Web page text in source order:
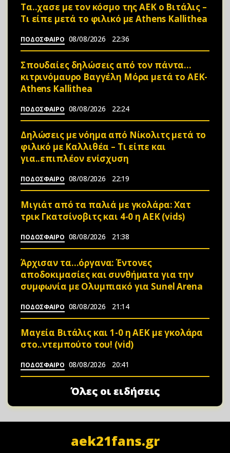
Τα..χασε με τον κόσμο της ΑΕΚ ο Βιτάλις –
Τι είπε μετά το φιλικό με Athens Kallithea
ΠΟΔΟΣΦΑΙΡΟ 08/08/2026 22:36
Σπουδαίες δηλώσεις από τον πάντα…
κιτρινόμαυρο Βαγγέλη Μόρα μετά το ΑΕΚ-
Athens Kallithea
ΠΟΔΟΣΦΑΙΡΟ 08/08/2026 22:24
Δηλώσεις με νόημα από Νίκολιτς μετά το
φιλικό με Καλλιθέα – Τι είπε και
για..επιπλέον ενίσχυση
ΠΟΔΟΣΦΑΙΡΟ 08/08/2026 22:19
Μιγιάτ από τα παλιά με γκολάρα: Χατ
τρικ Γκατσίνοβιτς και 4-0 η ΑΕΚ (vids)
ΠΟΔΟΣΦΑΙΡΟ 08/08/2026 21:38
Άρχισαν τα…όργανα: Έντονες
αποδοκιμασίες και συνθήματα για την
συμφωνία με Ολυμπιακό για Sunel Arena
ΠΟΔΟΣΦΑΙΡΟ 08/08/2026 21:14
Μαγεία Βιτάλις και 1-0 η ΑΕΚ με γκολάρα
στο..ντεμπούτο του! (vid)
ΠΟΔΟΣΦΑΙΡΟ 08/08/2026 20:41
Όλες οι ειδήσεις
aek21fans.gr